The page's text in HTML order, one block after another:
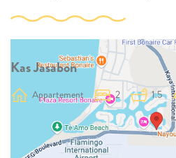
Kas Jasabon
Appartement 2 1.5